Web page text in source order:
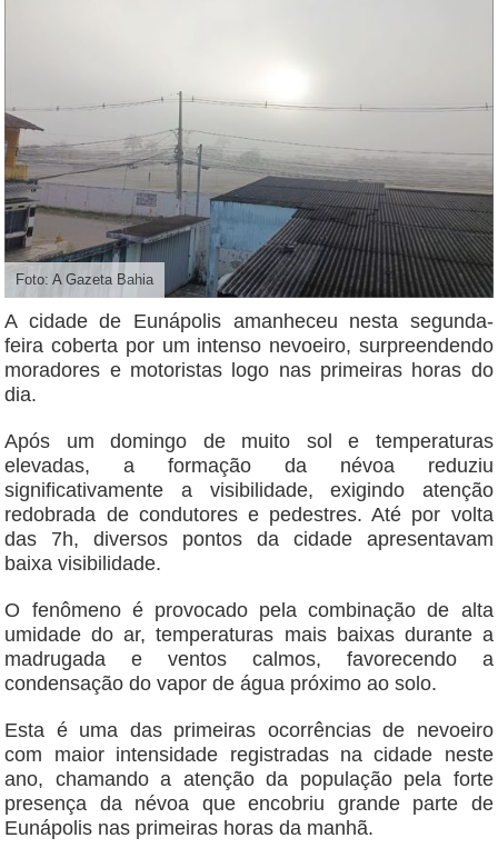
Foto: A Gazeta Bahia
A cidade de Eunápolis amanheceu nesta segunda-
feira coberta por um intenso nevoeiro, surpreendendo
moradores e motoristas logo nas primeiras horas do
dia.
Após um domingo de muito sol e temperaturas
elevadas, a formação da névoa reduziu
significativamente a visibilidade, exigindo atenção
redobrada de condutores e pedestres. Até por volta
das 7h, diversos pontos da cidade apresentavam
baixa visibilidade.
O fenômeno é provocado pela combinação de alta
umidade do ar, temperaturas mais baixas durante a
madrugada e ventos calmos, favorecendo a
condensação do vapor de água próximo ao solo.
Esta é uma das primeiras ocorrências de nevoeiro
com maior intensidade registradas na cidade neste
ano, chamando a atenção da população pela forte
presença da névoa que encobriu grande parte de
Eunápolis nas primeiras horas da manhã.